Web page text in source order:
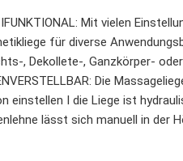
Mit vielen
für diverse
, Dekollete-, Ganzkörper-
Die
einstellen I die Liege ist
lässt sich manuell in der